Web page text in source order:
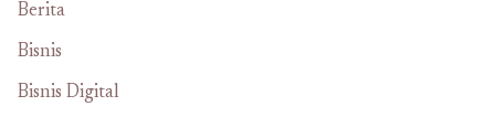
Berita
Bisnis
Bisnis Digital